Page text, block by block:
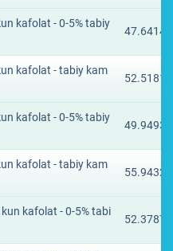
kafolat - 0-5% tabiy
47.6414
kafolat - tabiy kam
52.5181
kafolat - 0-5% tabiy
49.9493
kafolat - tabiy kam
55.9432
kafolat - 0-5% tabi
52.3787